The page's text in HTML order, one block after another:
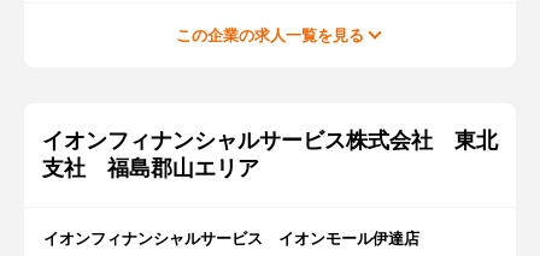
この企業の求人一覧を見る
イオンフィナンシャルサービス株式会社 東北
支社 福島郡山エリア
イオンフィナンシャルサービス イオンモール伊達店